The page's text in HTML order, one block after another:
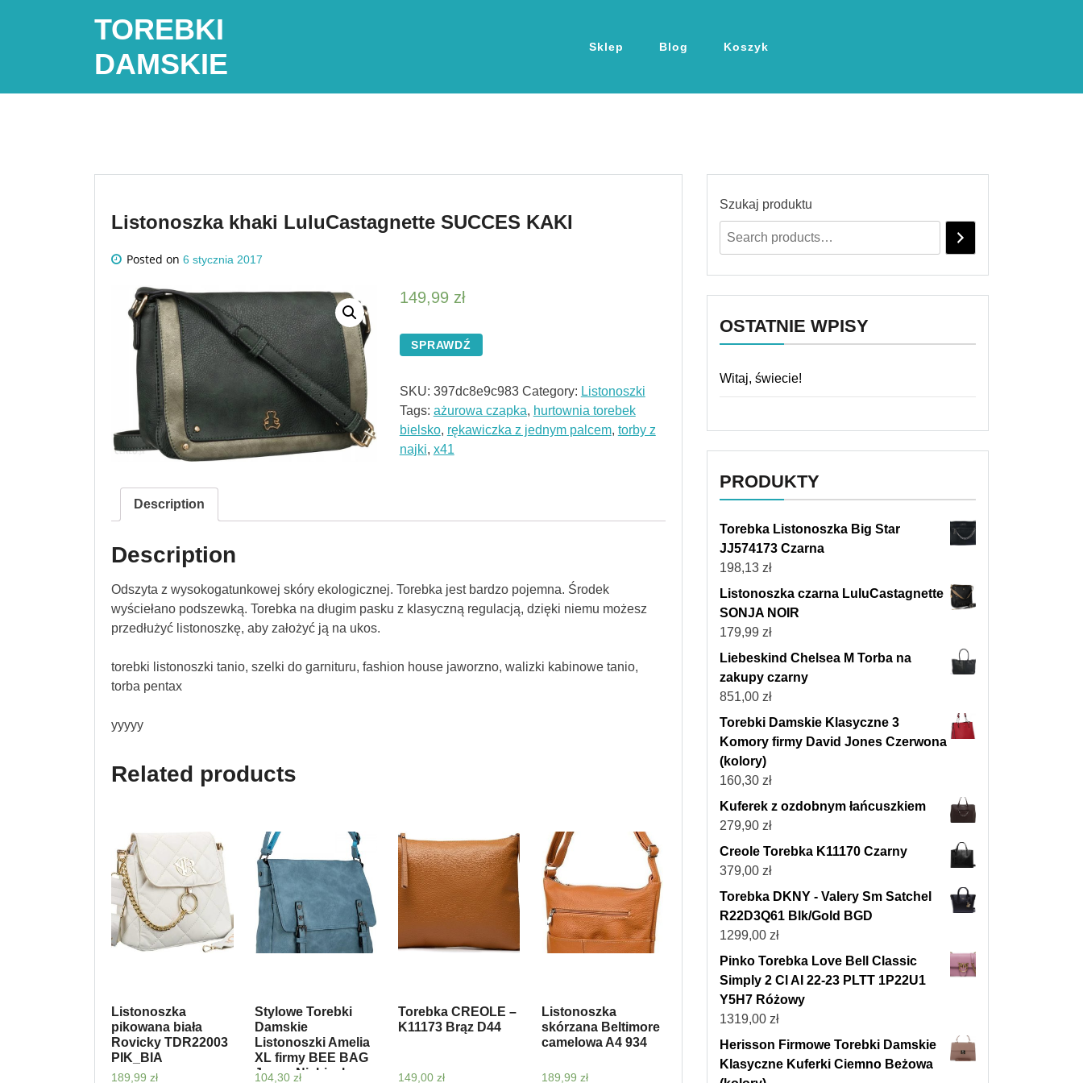
TOREBKI
DAMSKIE
Sklep Blog Koszyk
Listonoszka khaki LuluCastagnette SUCCES KAKI
Posted on 6 stycznia 2017
149,99 zł
SPRAWDŹ
SKU: 397dc8e9c983 Category: Listonoszki
Tags: ażurowa czapka, hurtownia torebek
bielsko, rękawiczka z jednym palcem, torby z
najki, x41
Description
Description
Odszyta z wysokogatunkowej skóry ekologicznej. Torebka jest bardzo pojemna. Środek
wyściełano podszewką. Torebka na długim pasku z klasyczną regulacją, dzięki niemu możesz
przedłużyć listonoszkę, aby założyć ją na ukos.
torebki listonoszki tanio, szelki do garnituru, fashion house jaworzno, walizki kabinowe tanio,
torba pentax
yyyyy
Related products
Listonoszka
pikowana biała
Rovicky TDR22003
PIK_BIA
189,99 zł
Stylowe Torebki
Damskie
Listonoszki Amelia
XL firmy BEE BAG
Jasno Niebieska
104,30 zł
Torebka CREOLE –
K11173 Brąz D44
149,00 zł
Listonoszka
skórzana Beltimore
camelowa A4 934
189,99 zł
Szukaj produktu
OSTATNIE WPISY
Witaj, świecie!
PRODUKTY
Torebka Listonoszka Big Star
JJ574173 Czarna
198,13 zł
Listonoszka czarna LuluCastagnette
SONJA NOIR
179,99 zł
Liebeskind Chelsea M Torba na
zakupy czarny
851,00 zł
Torebki Damskie Klasyczne 3
Komory firmy David Jones Czerwona
(kolory)
160,30 zł
Kuferek z ozdobnym łańcuszkiem
279,90 zł
Creole Torebka K11170 Czarny
379,00 zł
Torebka DKNY - Valery Sm Satchel
R22D3Q61 Blk/Gold BGD
1299,00 zł
Pinko Torebka Love Bell Classic
Simply 2 Cl AI 22-23 PLTT 1P22U1
Y5H7 Różowy
1319,00 zł
Herisson Firmowe Torebki Damskie
Klasyczne Kuferki Ciemno Beżowa